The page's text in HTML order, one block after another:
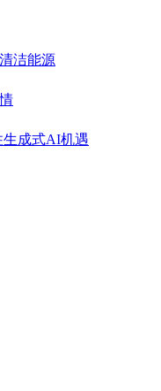
清洁能源
生成式AI机遇